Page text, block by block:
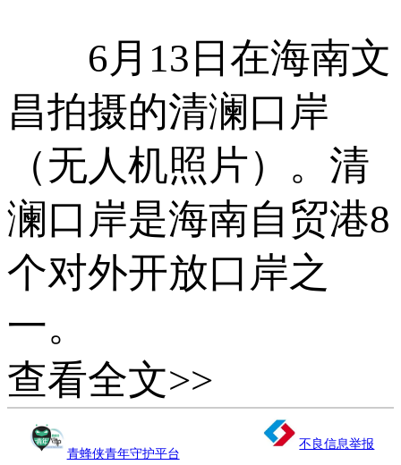
6月13日在海南文
昌拍摄的清澜口岸
（无人机照片）。清
澜口岸是海南自贸港8
个对外开放口岸之
一。
新华社记者 蒲晓
查看全文>>
青蜂侠青年守护平台
不良信息举报